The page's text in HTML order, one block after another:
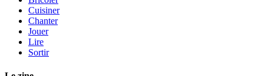
Cuisiner
Chanter
Jouer
Lire
Sortir